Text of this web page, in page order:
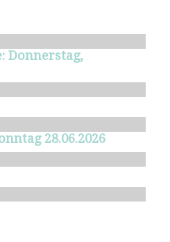
Donnerstag,
28.06.2026